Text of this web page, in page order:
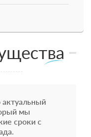
мы
сроки с